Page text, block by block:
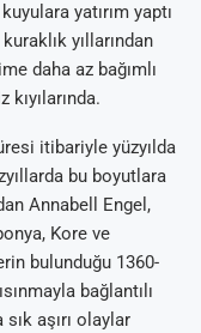
yatırım yaptı
yıllarından
daha az bağımlı
itibariyle yüzyılda
bu boyutlara
Annabell Engel,
Kore ve
bulunduğu 1360-
bağlantılı
aşırı olaylar